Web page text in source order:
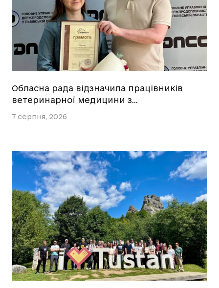
Обласна рада відзначила працівників
ветеринарної медицини з…
7 серпня, 2026